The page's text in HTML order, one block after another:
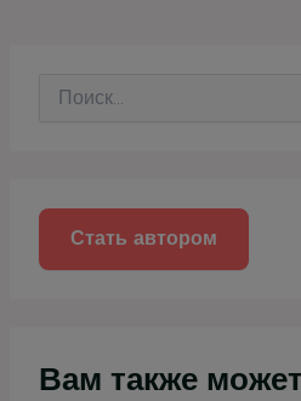
Стать автором
Вам также может